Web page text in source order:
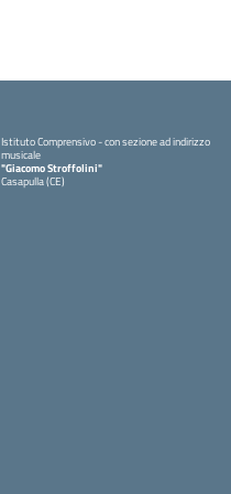
Istituto Comprensivo - con sezione ad indirizzo
musicale
"Giacomo Stroffolini"
Casapulla (CE)